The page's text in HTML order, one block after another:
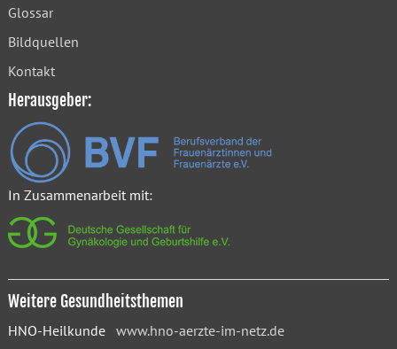
Glossar
Bildquellen
Kontakt
Herausgeber:
In Zusammenarbeit mit:
Weitere Gesundheitsthemen
HNO-Heilkunde www.hno-aerzte-im-netz.de